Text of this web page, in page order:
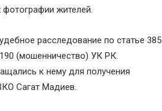
фотографии жителей.
расследование по статье 385
(мошенничество) УК РК.
к нему для получения
Сагат Мадиев.